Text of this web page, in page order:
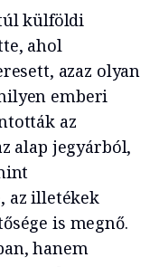
külföldi
ahol
azaz olyan
emberi
az
alap jegyárból,
az illetékek
is megnő.
hanem